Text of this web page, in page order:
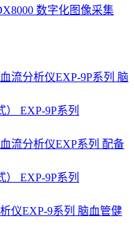
EXP-9P系列
EXP-9P系列